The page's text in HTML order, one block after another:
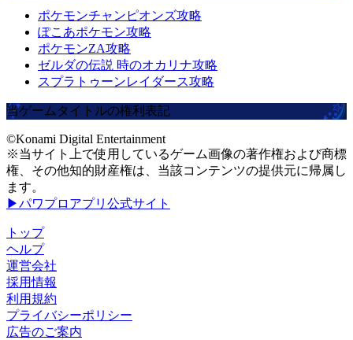
ポケモンチャンピオンズ攻略
ぽこあポケモン攻略
ポケモンZA攻略
ゼルダの伝説 時のオカリナ攻略
スプラトゥーンレイダース攻略
当ゲームタイトルの権利表記
©Konami Digital Entertainment
※当サイト上で使用しているゲーム画像の著作権および商標
権、その他知的財産権は、当該コンテンツの提供元に帰属し
ます。
▶パワプロアプリ公式サイト
トップ
ヘルプ
運営会社
採用情報
利用規約
プライバシーポリシー
広告のご案内